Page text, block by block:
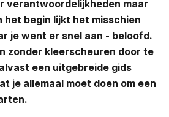
verantwoordelijkheden maar
het begin lijkt het misschien
je went er snel aan - beloofd.
zonder kleerscheuren door te
een uitgebreide gids
je allemaal moet doen om een